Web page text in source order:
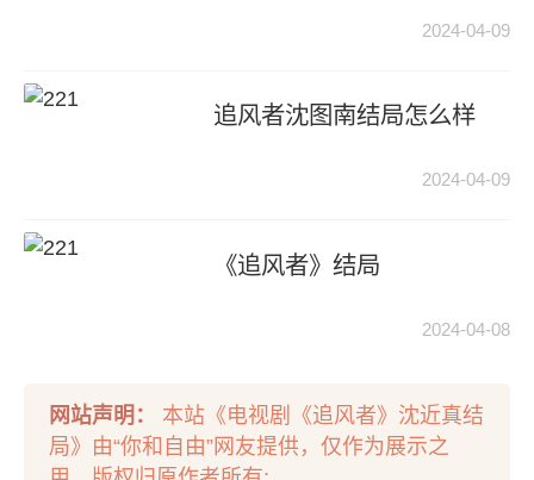
2024-04-09
追风者沈图南结局怎么样
2024-04-09
《追风者》结局
2024-04-08
网站声明：
本站《电视剧《追风者》沈近真结
局》由“你和自由”网友提供，仅作为展示之